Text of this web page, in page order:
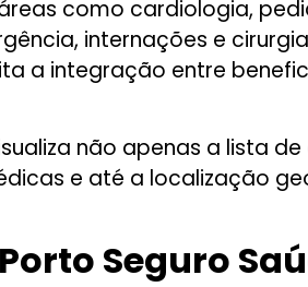
como cardiologia,
internações e
a integração entre
não apenas a lista
e até a localização
Seguro